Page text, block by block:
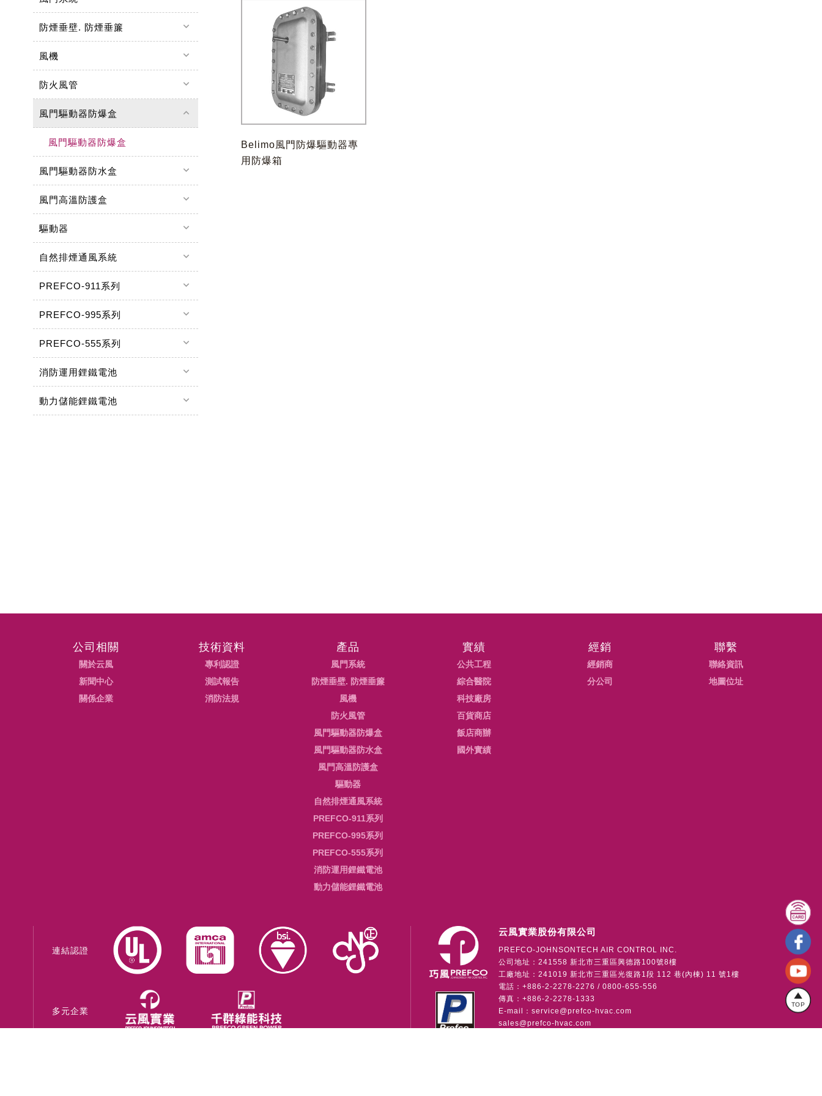
防煙垂壁. 防煙垂簾 keyboard_arrow_down
風機 keyboard_arrow_down
防火風管 keyboard_arrow_down
風門驅動器防爆盒 keyboard_arrow_up
風門驅動器防爆盒
風門驅動器防水盒 keyboard_arrow_down
風門高溫防護盒 keyboard_arrow_down
驅動器 keyboard_arrow_down
自然排煙通風系統 keyboard_arrow_down
PREFCO-911系列 keyboard_arrow_down
PREFCO-995系列 keyboard_arrow_down
PREFCO-555系列 keyboard_arrow_down
消防運用鋰鐵電池 keyboard_arrow_down
動力儲能鋰鐵電池 keyboard_arrow_down
Belimo風門防爆驅動器專
用防爆箱
TOP
公司相關
關於云風
新聞中心
關係企業
技術資料
專利認證
測試報告
消防法規
產品
風門系統
防煙垂壁. 防煙垂簾
風機
防火風管
風門驅動器防爆盒
風門驅動器防水盒
風門高溫防護盒
驅動器
自然排煙通風系統
PREFCO-911系列
PREFCO-995系列
PREFCO-555系列
消防運用鋰鐵電池
動力儲能鋰鐵電池
實績
公共工程
綜合醫院
科技廠房
百貨商店
飯店商辦
國外實績
經銷
經銷商
分公司
聯繫
聯絡資訊
地圖位址
連結認證
多元企業
云風實業股份有限公司
PREFCO-JOHNSONTECH AIR CONTROL INC.
公司地址：241558 新北市三重區興德路100號8樓
工廠地址：241019 新北市三重區光復路1段 112 巷(內棟) 11 號1樓
電話：+886-2-2278-2276 / 0800-655-556
傳真：+886-2-2278-1333
E-mail： service@prefco-hvac.com
sales@prefco-hvac.com